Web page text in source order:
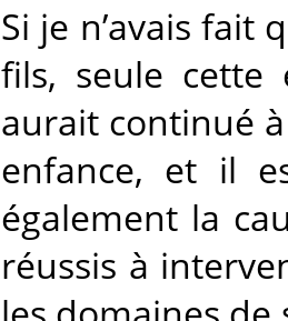
Si je n’avais fait
fils, seule cette
aurait continué
enfance, et il
également la
réussis à